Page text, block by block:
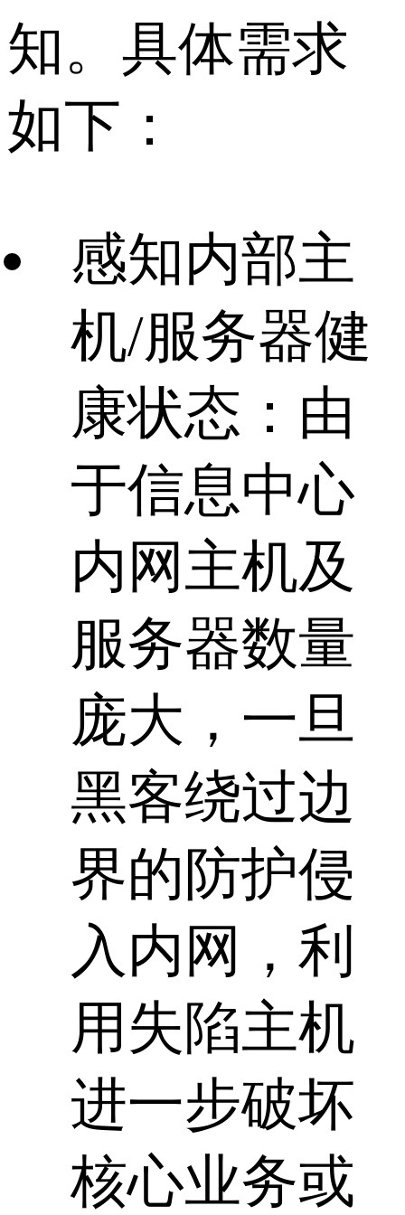
知。具体需求
如下：
感知内部主
机/服务器健
康状态：由
于信息中心
内网主机及
服务器数量
庞大，一旦
黑客绕过边
界的防护侵
入内网，利
用失陷主机
进一步破坏
核心业务或